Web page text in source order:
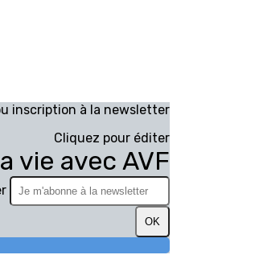
inscription à la newsletter
Cliquez pour éditer
vie avec AVF
OK